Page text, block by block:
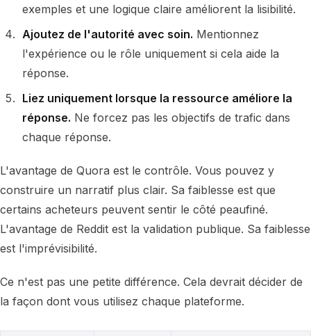
exemples et une logique claire améliorent la lisibilité.
Ajoutez de l'autorité avec soin. Mentionnez
l'expérience ou le rôle uniquement si cela aide la
réponse.
Liez uniquement lorsque la ressource améliore la
réponse. Ne forcez pas les objectifs de trafic dans
chaque réponse.
L'avantage de Quora est le contrôle. Vous pouvez y
construire un narratif plus clair. Sa faiblesse est que
certains acheteurs peuvent sentir le côté peaufiné.
L'avantage de Reddit est la validation publique. Sa faiblesse
est l'imprévisibilité.
Ce n'est pas une petite différence. Cela devrait décider de
la façon dont vous utilisez chaque plateforme.